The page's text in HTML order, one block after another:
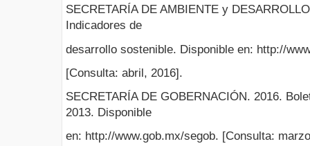
SECRETARÍA DE AMBIENTE y
Indicadores de
desarrollo sostenible. Disponible en: http://
[Consulta: abril, 2016].
SECRETARÍA DE GOBERNACIÓN. 2016.
2013. Disponible
en: http://www.gob.mx/segob. [Consulta: